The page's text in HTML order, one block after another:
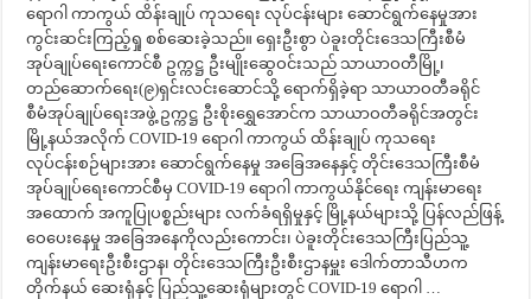
ရောဂါ ကာကွယ် ထိန်းချုပ် ကုသရေး လုပ်ငန်းများ ဆောင်ရွက်နေမှုအား
ကွင်းဆင်းကြည့်ရှု စစ်ဆေးခဲ့သည်။ ရှေးဦးစွာ ပဲခူးတိုင်းဒေသကြီးစီမံ
အုပ်ချုပ်ရေးကောင်စီ ဥက္ကဋ္ဌ ဦးမျိုးဆွေဝင်းသည် သာယာဝတီမြို့၊
တည်ဆောက်ရေး(၉)ရှင်းလင်းဆောင်သို့ ရောက်ရှိခဲ့ရာ သာယာဝတီခရိုင်
စီမံအုပ်ချုပ်ရေးအဖွဲ့ ဥက္ကဋ္ဌ ဦးစိုးရွှေအောင်က သာယာဝတီခရိုင်အတွင်း
မြို့နယ်အလိုက် COVID-19 ရောဂါ ကာကွယ် ထိန်းချုပ် ကုသရေး
လုပ်ငန်းစဉ်များအား ဆောင်ရွက်နေမှု အခြေအနေနှင့် တိုင်းဒေသကြီးစီမံ
အုပ်ချုပ်ရေးကောင်စီမှ COVID-19 ရောဂါ ကာကွယ်နိုင်ရေး ကျန်းမာရေး
အထောက် အကူပြုပစ္စည်းများ လက်ခံရရှိမှုနှင့် မြို့နယ်များသို့ ပြန်လည်ဖြန့်
ဝေပေးနေမှု အခြေအနေကိုလည်းကောင်း၊ ပဲခူးတိုင်းဒေသကြီးပြည်သူ့
ကျန်းမာရေးဦးစီးဌာန၊ တိုင်းဒေသကြီးဦးစီးဌာနမှူး ဒေါက်တာသီဟက
တိုက်နယ် ဆေးရုံနှင့် ပြည်သူ့ဆေးရုံများတွင် COVID-19 ရောဂါ …